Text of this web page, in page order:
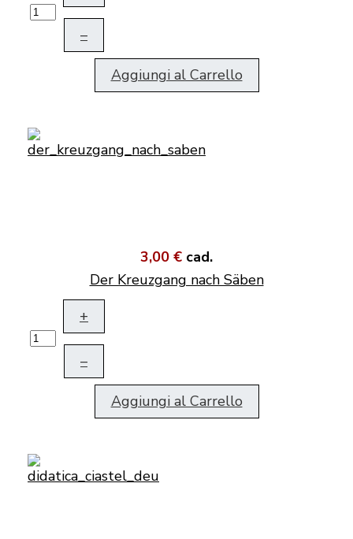
–
Aggiungi al Carrello
3,00 € cad.
Der Kreuzgang nach Säben
+
–
Aggiungi al Carrello